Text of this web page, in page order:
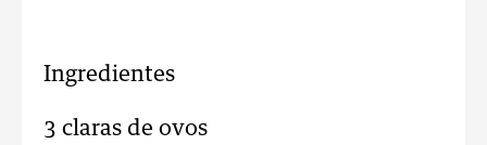
Ingredientes
3 claras de ovos